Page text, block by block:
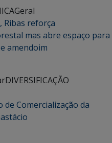
Geral
Ribas reforça
mas abre espaço para
amendoim
DIVERSIFICAÇÃO
Comercialização da